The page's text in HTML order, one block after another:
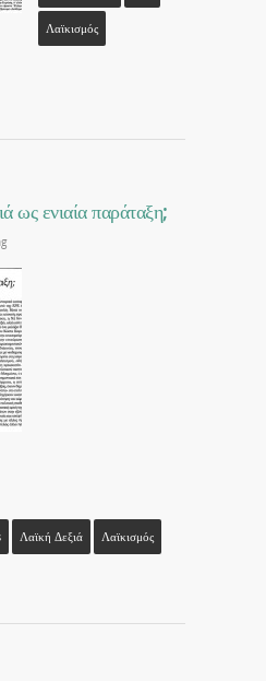
Λαϊκισμός
ως ενιαία παράταξη;
Λαϊκή Δεξιά Λαϊκισμός